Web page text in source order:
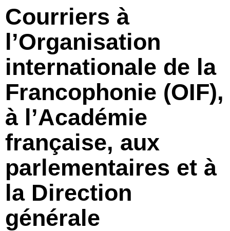
Courriers à
l’Organisation
internationale de la
Francophonie (OIF),
à l’Académie
française, aux
parlementaires et à
la Direction
générale